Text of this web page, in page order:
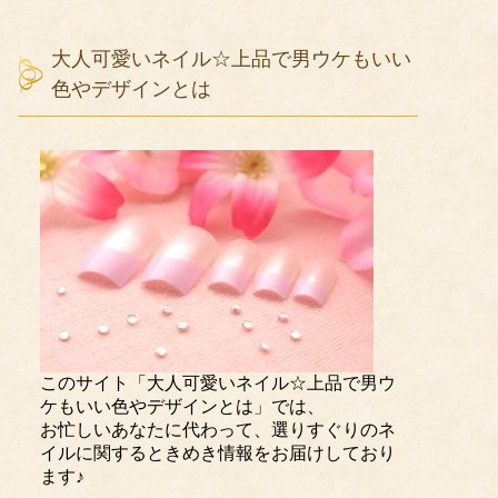
大人可愛いネイル☆上品で男ウケもいい
色やデザインとは
このサイト「大人可愛いネイル☆上品で男ウ
ケもいい色やデザインとは」では、
お忙しいあなたに代わって、選りすぐりのネ
イルに関するときめき情報をお届けしており
ます♪